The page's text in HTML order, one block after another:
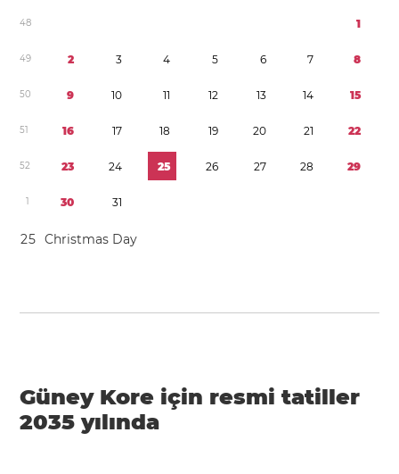
48 1
49 2 3 4 5 6 7 8
50 9 10 11 12 13 14 15
51 16 17 18 19 20 21 22
52 23 24 25 26 27 28 29
1 30 31
25 Christmas Day
Güney Kore için resmi tatiller
2035 yılında